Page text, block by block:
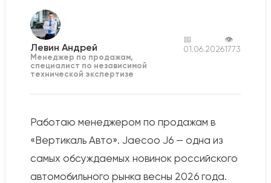
Левин Андрей
Менеджер по продажам,
специалист по независимой
технической экспертизе
📅
01.06.2026
👁
1773
Работаю менеджером по продажам в
«Вертикаль Авто». Jaecoo J6 — одна из
самых обсуждаемых новинок российского
автомобильного рынка весны 2026 года.